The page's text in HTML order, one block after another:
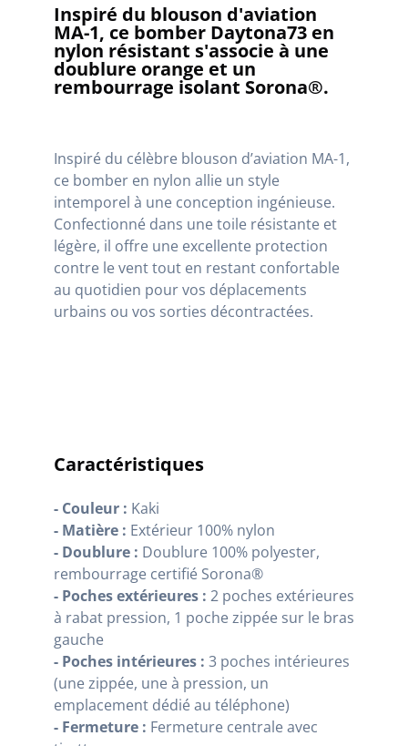
Inspiré du blouson d'aviation
MA-1, ce bomber Daytona73 en
nylon résistant s'associe à une
doublure orange et un
rembourrage isolant Sorona®.
Inspiré du célèbre blouson d’aviation MA-1,
ce bomber en nylon allie un style
intemporel à une conception ingénieuse.
Confectionné dans une toile résistante et
légère, il offre une excellente protection
contre le vent tout en restant confortable
au quotidien pour vos déplacements
urbains ou vos sorties décontractées.
Caractéristiques
- Couleur : Kaki
- Matière : Extérieur 100% nylon
- Doublure : Doublure 100% polyester,
rembourrage certifié Sorona®
- Poches extérieures : 2 poches extérieures
à rabat pression, 1 poche zippée sur le bras
gauche
- Poches intérieures : 3 poches intérieures
(une zippée, une à pression, un
emplacement dédié au téléphone)
- Fermeture : Fermeture centrale avec